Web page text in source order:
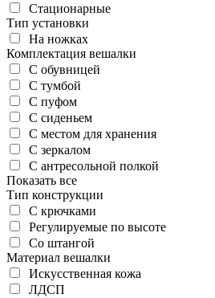
Стационарные
Тип установки
На ножках
Комплектация вешалки
С обувницей
С тумбой
С пуфом
С сиденьем
С местом для хранения
С зеркалом
С антресольной полкой
Показать все
Тип конструкции
С крючками
Регулируемые по высоте
Со штангой
Материал вешалки
Искусственная кожа
ЛДСП